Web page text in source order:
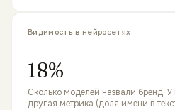
Видимость в нейросетях
18%
Сколько моделей назвали бренд. У
другая метрика (доля имени в